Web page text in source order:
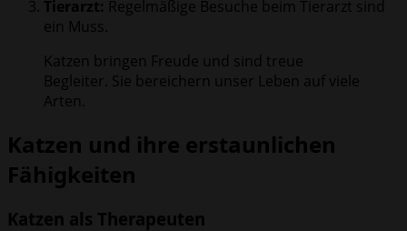
Tierarzt: Regelmäßige Besuche beim Tierarzt sind
ein Muss.
Katzen bringen Freude und sind treue
Begleiter. Sie bereichern unser Leben auf viele
Arten.
Katzen und ihre erstaunlichen
Fähigkeiten
Katzen als Therapeuten